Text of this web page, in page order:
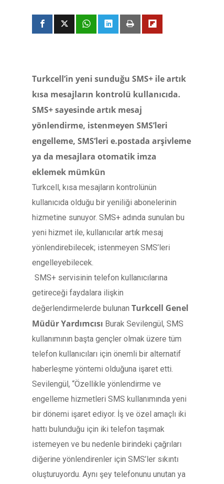
Turkcell’in yeni sunduğu SMS+ ile artık
kısa mesajların kontrolü kullanıcıda.
SMS+ sayesinde artık mesaj
yönlendirme, istenmeyen SMS’leri
engelleme, SMS’leri e.postada arşivleme
ya da mesajlara otomatik imza
eklemek mümkün
Turkcell, kısa mesajların kontrolünün
kullanıcıda olduğu bir yeniliği abonelerinin
hizmetine sunuyor. SMS+ adında sunulan bu
yeni hizmet ile, kullanıcılar artık mesaj
yönlendirebilecek; istenmeyen SMS’leri
engelleyebilecek.
SMS+ servisinin telefon kullanıcılarına
getireceği faydalara ilişkin
değerlendirmelerde bulunan Turkcell Genel
Müdür Yardımcısı Burak Sevilengül, SMS
kullanımının başta gençler olmak üzere tüm
telefon kullanıcıları için önemli bir alternatif
haberleşme yöntemi olduğuna işaret etti.
Sevilengül, “Özellikle yönlendirme ve
engelleme hizmetleri SMS kullanımında yeni
bir dönemi işaret ediyor. İş ve özel amaçlı iki
hattı bulunduğu için iki telefon taşımak
istemeyen ve bu nedenle birindeki çağrıları
diğerine yönlendirenler için SMS’ler sıkıntı
oluşturuyordu. Aynı şey telefonunu unutan ya